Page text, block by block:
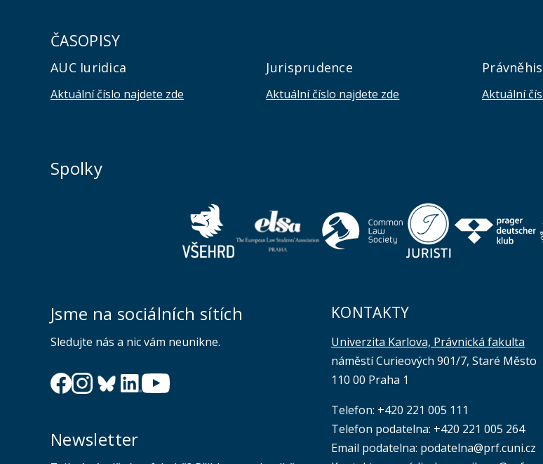
ČASOPISY
AUC Iuridica
Aktuální číslo najdete zde
Jurisprudence
Aktuální číslo najdete zde Aktuální
Spolky
Jsme na sociálních sítích
Sledujte nás a nic vám neunikne.
Newsletter
KONTAKTY
Univerzita Karlova, Právnická fakulta
náměstí Curieových 901/7, Staré Město
110 00 Praha 1
Telefon: +420 221 005 111
Telefon podatelna: +420 221 005 264
Email podatelna: podatelna@prf.cuni.cz